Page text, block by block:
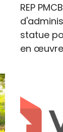
REP
statue
en